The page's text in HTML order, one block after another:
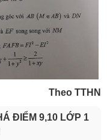
Theo TTHN
ĐIỂM 9,10 LỚP 1